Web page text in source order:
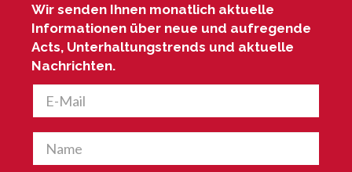
Wir senden Ihnen monatlich aktuelle
Informationen über neue und aufregende
Acts, Unterhaltungstrends und aktuelle
Nachrichten.